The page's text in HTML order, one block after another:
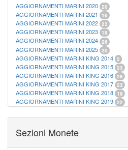
AGGIORNAMENTI MARINI 2020 20
AGGIORNAMENTI MARINI 2021 16
AGGIORNAMENTI MARINI 2022 23
AGGIORNAMENTI MARINI 2023 19
AGGIORNAMENTI MARINI 2024 26
AGGIORNAMENTI MARINI 2025 20
AGGIORNAMENTI MARINI KING 2014 2
AGGIORNAMENTI MARINI KING 2015 23
AGGIORNAMENTI MARINI KING 2016 28
AGGIORNAMENTI MARINI KING 2017 23
AGGIORNAMENTI MARINI KING 2018 19
AGGIORNAMENTI MARINI KING 2019 22
ALBUM PER CARTAMONETA 1
CARTELLE FILATELICHE MARINI
21
Sezioni Monete